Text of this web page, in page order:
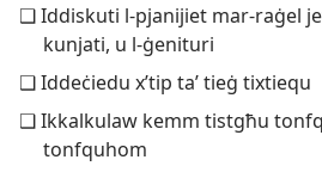
❑ Iddiskuti l-​pjanijiet mar-​raġel
kunjati, u l-​ġenituri
❑ Iddeċiedu x’tip taʼ tieġ tixtiequ
❑ Ikkalkulaw kemm tistgħu
tonfquhom